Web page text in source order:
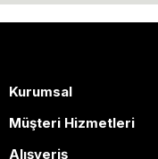
Kurumsal
Müşteri Hizmetleri
Alışveriş